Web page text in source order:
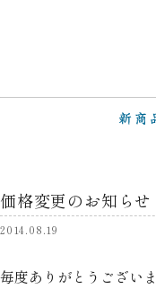
価格変更のお知らせ
2014.08.19
毎度ありがとうござい